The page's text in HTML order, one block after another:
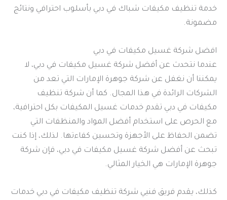
خدمة تنظيف مكيفات شباك في دبي بأسلوب احترافي ونتائج
مضمونة.
افضل شركة غسيل مكيفات في دبي
عندما نتحدث عن أفضل شركة غسيل مكيفات في دبي، لا
يمكننا أن نغفل عن شركة جوهرة الإمارات التي تعد من
الشركات الرائدة في هذا المجال. كما أن شركة تنظيف
مكيفات في دبي تقدم خدمات غسيل المكيفات بكل احترافية،
مع الحرص على استخدام أفضل المواد والمنظفات التي
تضمن الحفاظ على الأجهزة وتحسين كفاءتها. لذلك، إذا كنت
تبحث عن أفضل شركة غسيل مكيفات في دبي، فإن شركة
جوهرة الإمارات هي الخيار المثالي.
كذلك، يقدم فريق فنيي شركة تنظيف مكيفات في دبي خدمات